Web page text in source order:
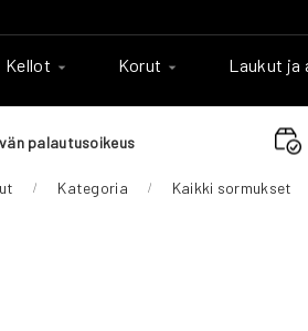
Kellot Korut Laukut ja
palautusoikeus
Kategoria Kaikki sormukset